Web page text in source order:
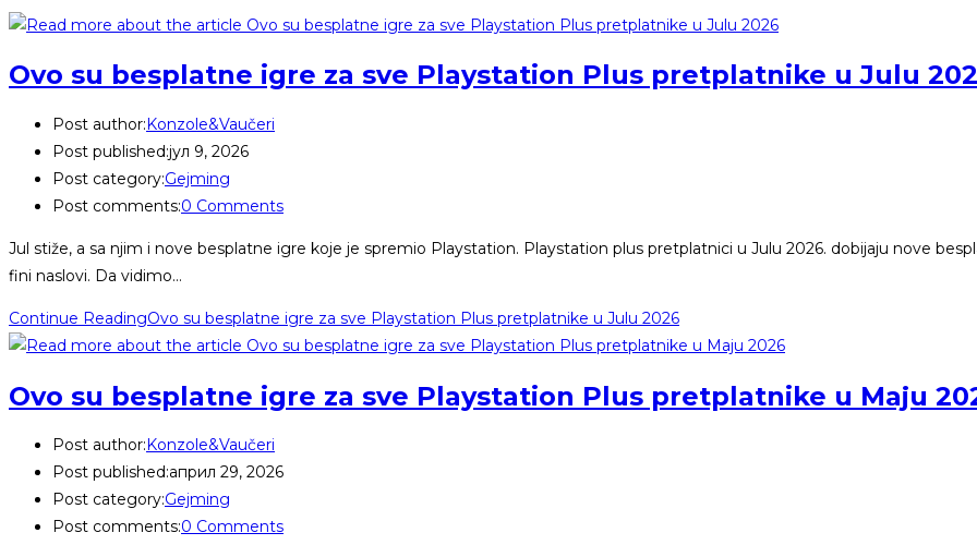
Ovo su besplatne igre za sve Playstation Plus pretplatnike u Julu
Post author:Konzole&Vaučeri
Post published:јул 9, 2026
Post category:Gejming
Post comments:0 Comments
Jul stiže, a sa njim i nove besplatne igre koje je spremio Playstation. Playstation plus pretplatnici u Julu 2026. dobijaju nove
fini naslovi. Da vidimo…
Continue ReadingOvo su besplatne igre za sve Playstation Plus pretplatnike u Julu 2026
Ovo su besplatne igre za sve Playstation Plus pretplatnike u Maju
Post author:Konzole&Vaučeri
Post published:април 29, 2026
Post category:Gejming
Post comments:0 Comments